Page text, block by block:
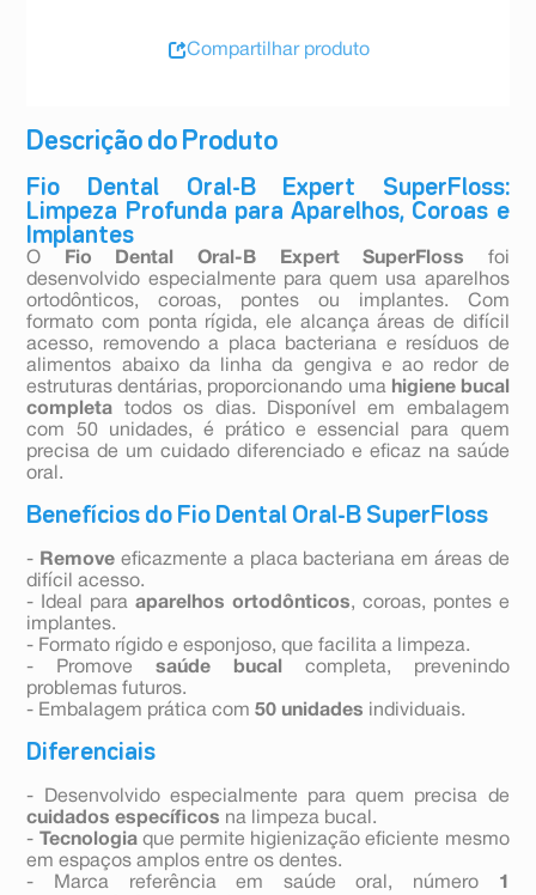
Descrição do Produto
Fio Dental Oral-B Expert SuperFloss:
Limpeza Profunda para Aparelhos, Coroas e
Implantes
O Fio Dental Oral-B Expert SuperFloss foi
desenvolvido especialmente para quem usa aparelhos
ortodônticos, coroas, pontes ou implantes. Com
formato com ponta rígida, ele alcança áreas de difícil
acesso, removendo a placa bacteriana e resíduos de
alimentos abaixo da linha da gengiva e ao redor de
estruturas dentárias, proporcionando uma higiene bucal
completa todos os dias. Disponível em embalagem
com 50 unidades, é prático e essencial para quem
precisa de um cuidado diferenciado e eficaz na saúde
oral.
Benefícios do Fio Dental Oral-B SuperFloss
- Remove eficazmente a placa bacteriana em áreas de
difícil acesso.
- Ideal paraaparelhos ortodônticos, coroas, pontes e
implantes.
- Formato rígido e esponjoso, que facilita a limpeza.
- Promove saúde bucal
completa, prevenindo
problemas futuros.
- Embalagem prática com50 unidades individuais.
Diferenciais
- Desenvolvido especialmente para quem precisa de
cuidados específicos na limpeza bucal.
-
Tecnologiaque permite higienização eficiente mesmo
em espaços amplos entre os dentes.
- Marca referência em saúde oral, número 1
Compartilhar produto